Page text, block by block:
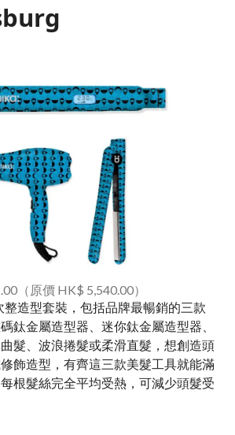
（原價 HK$ 5,540.00）
造型套裝，包括品牌最暢銷的三款
鈦金屬造型器、迷你鈦金屬造型器、
髮、波浪捲髮或柔滑直髮，想創造頭
飾造型，有齊這三款美髮工具就能滿
根髮絲完全平均受熱，可減少頭髮受